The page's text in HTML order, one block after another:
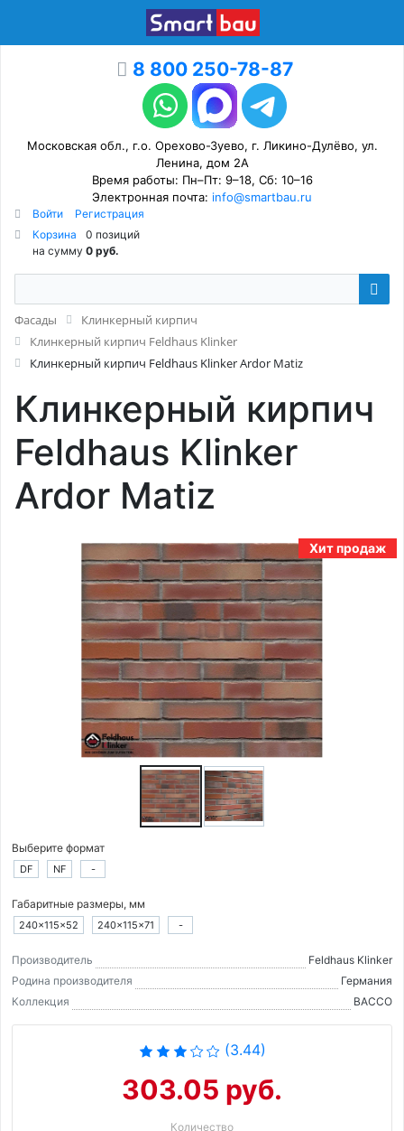
8 800 250-78-87
Московская обл., г.о. Орехово-Зуево, г. Ликино-Дулёво, ул.
Ленина, дом 2А
Время работы: Пн–Пт: 9–18, Сб: 10–16
Электронная почта: info@smartbau.ru
Войти
Регистрация
Корзина
0 позиций
на сумму 0 руб.
Фасады
Клинкерный кирпич
Клинкерный кирпич Feldhaus Klinker
Клинкерный кирпич Feldhaus Klinker Ardor Matiz
Клинкерный кирпич
Feldhaus Klinker
Ardor Matiz
Хит продаж
Выберите формат
DF NF -
Габаритные размеры, мм
240×115×52 240×115×71 -
Производитель
Feldhaus Klinker
Родина производителя
Германия
Коллекция
BACCO
(3.44)
303.05 руб.
Количество